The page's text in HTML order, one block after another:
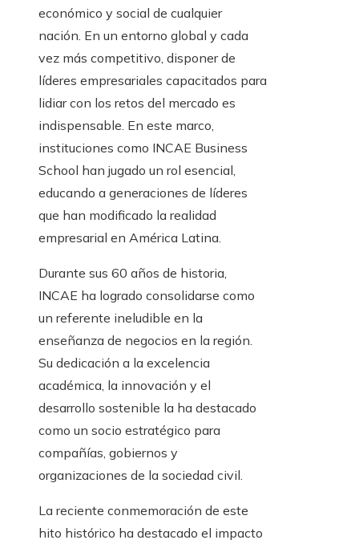
económico y social de cualquier
nación. En un entorno global y cada
vez más competitivo, disponer de
líderes empresariales capacitados para
lidiar con los retos del mercado es
indispensable. En este marco,
instituciones como INCAE Business
School han jugado un rol esencial,
educando a generaciones de líderes
que han modificado la realidad
empresarial en América Latina.
Durante sus 60 años de historia,
INCAE ha logrado consolidarse como
un referente ineludible en la
enseñanza de negocios en la región.
Su dedicación a la excelencia
académica, la innovación y el
desarrollo sostenible la ha destacado
como un socio estratégico para
compañías, gobiernos y
organizaciones de la sociedad civil.
La reciente conmemoración de este
hito histórico ha destacado el impacto